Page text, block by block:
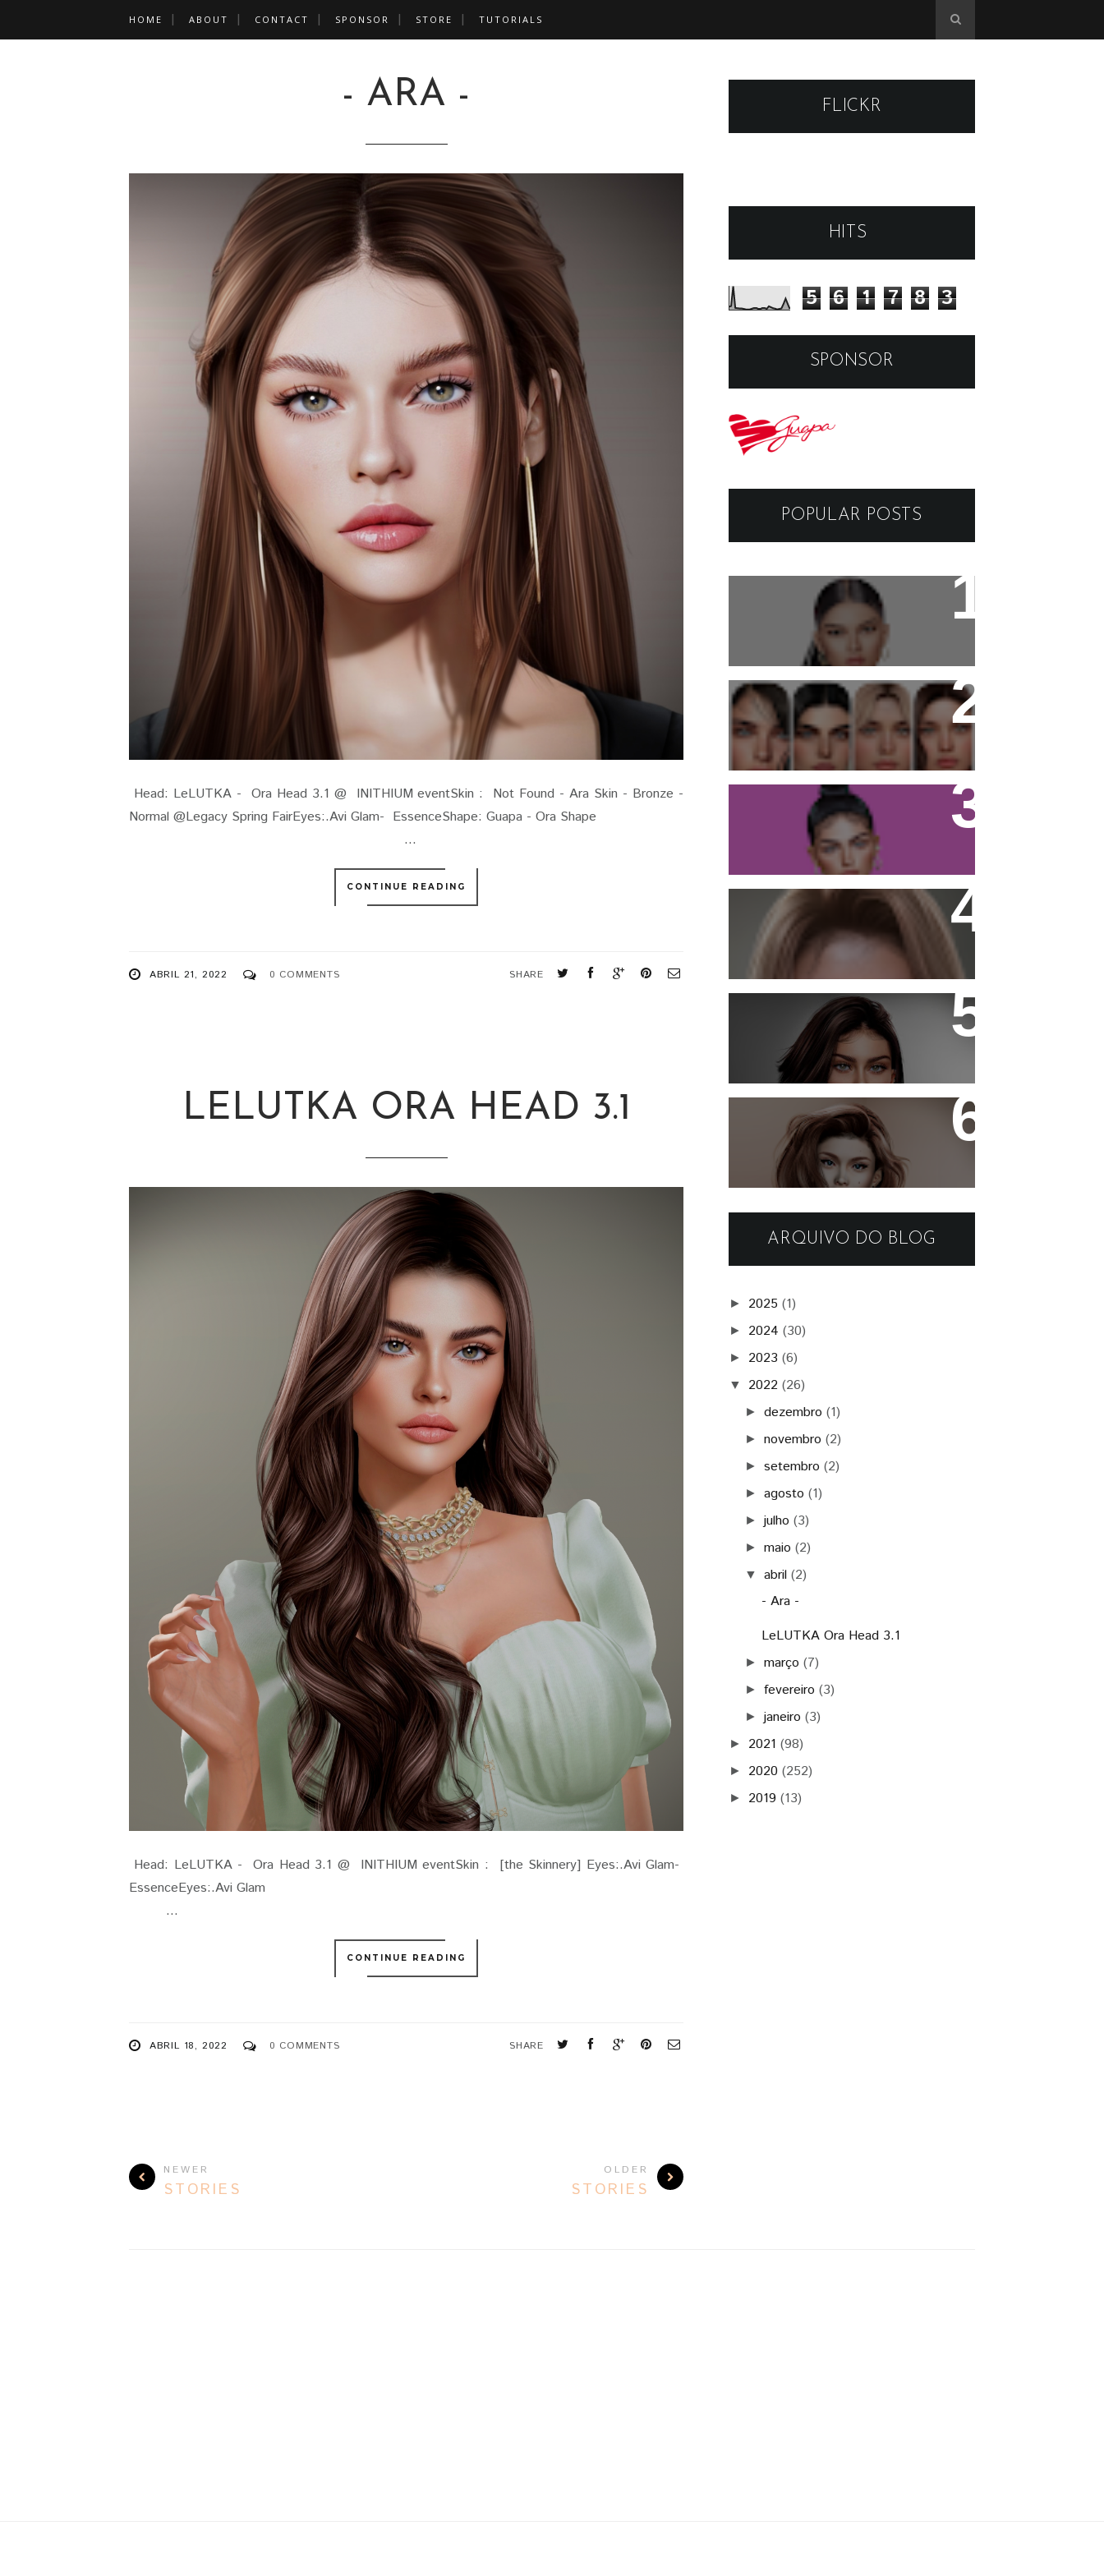
HOME ABOUT CONTACT SPONSOR STORE TUTORIALS
- ARA -
Head: LeLUTKA - Ora Head 3.1 @ INITHIUM eventSkin : Not Found - Ara Skin - Bronze -
Normal @Legacy Spring FairEyes:.Avi Glam- EssenceShape: Guapa - Ora Shape
...
CONTINUE READING
ABRIL 21, 2022 0 COMMENTS SHARE
LELUTKA ORA HEAD 3.1
Head: LeLUTKA - Ora Head 3.1 @ INITHIUM eventSkin : [the Skinnery] Eyes:.Avi Glam-
EssenceEyes:.Avi Glam
...
CONTINUE READING
ABRIL 18, 2022 0 COMMENTS SHARE
NEWER
STORIES
OLDER
STORIES
FLICKR
HITS
5 6 1 7 8 3
SPONSOR
POPULAR POSTS
Black Dragon Viewer -
Copyright - Guapa Store by
Valentinabennett.
Firestorm Viewer - Tutorial
Noor Freckles and Moles
- Authentic -
ARQUIVO DO BLOG
► 2025 (1)
► 2024 (30)
► 2023 (6)
▼ 2022 (26)
►dezembro(1)
►novembro(2)
►setembro(2)
►agosto(1)
►julho(3)
►maio(2)
▼abril(2)
- Ara -
LeLUTKA Ora Head 3.1
►março(7)
►fevereiro(3)
►janeiro(3)
► 2021 (98)
► 2020 (252)
► 2019 (13)